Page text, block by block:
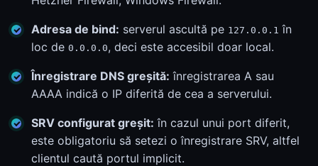
Adresa de bind: serverul ascultă pe 127.0.0.1 în
loc de 0.0.0.0, deci este accesibil doar local.
Înregistrare DNS greșită: înregistrarea A sau
AAAA indică o IP diferită de cea a serverului.
SRV configurat greșit: în cazul unui port diferit,
este obligatoriu să setezi o înregistrare SRV, altfel
clientul caută portul implicit.